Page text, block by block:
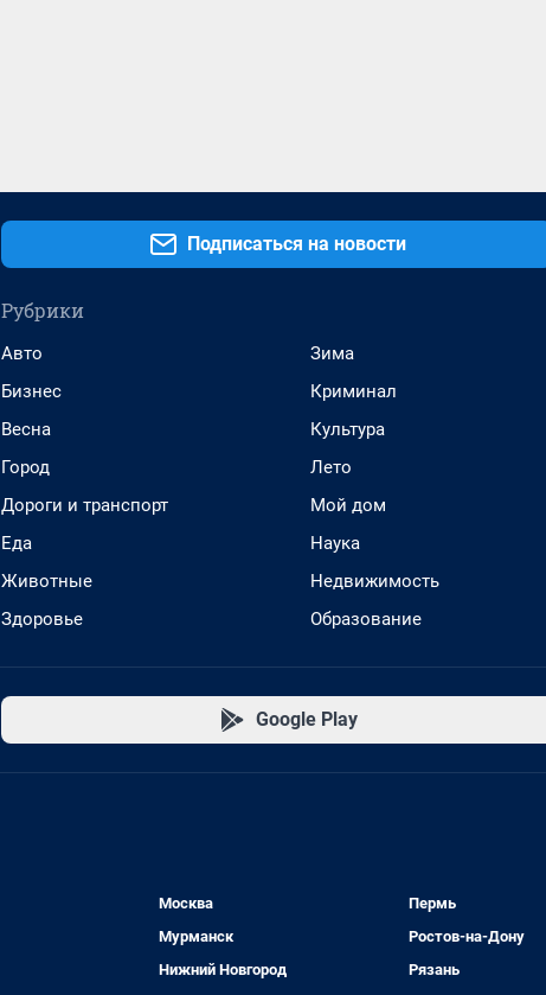
Подписаться на новости
Рубрики
Авто
Бизнес
Весна
Город
Дороги и транспорт
Еда
Животные
Здоровье
Зима
Криминал
Культура
Лето
Мой дом
Наука
Недвижимость
Образование
Google Play
Москва
Мурманск
Нижний Новгород
Пермь
Ростов-на-Дону
Рязань